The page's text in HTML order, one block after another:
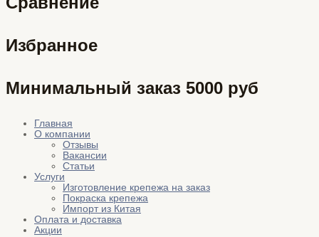
Избранное
Минимальный заказ 5000 руб
Главная
О компании
Отзывы
Вакансии
Статьи
Услуги
Изготовление крепежа на заказ
Покраска крепежа
Импорт из Китая
Оплата и доставка
Акции